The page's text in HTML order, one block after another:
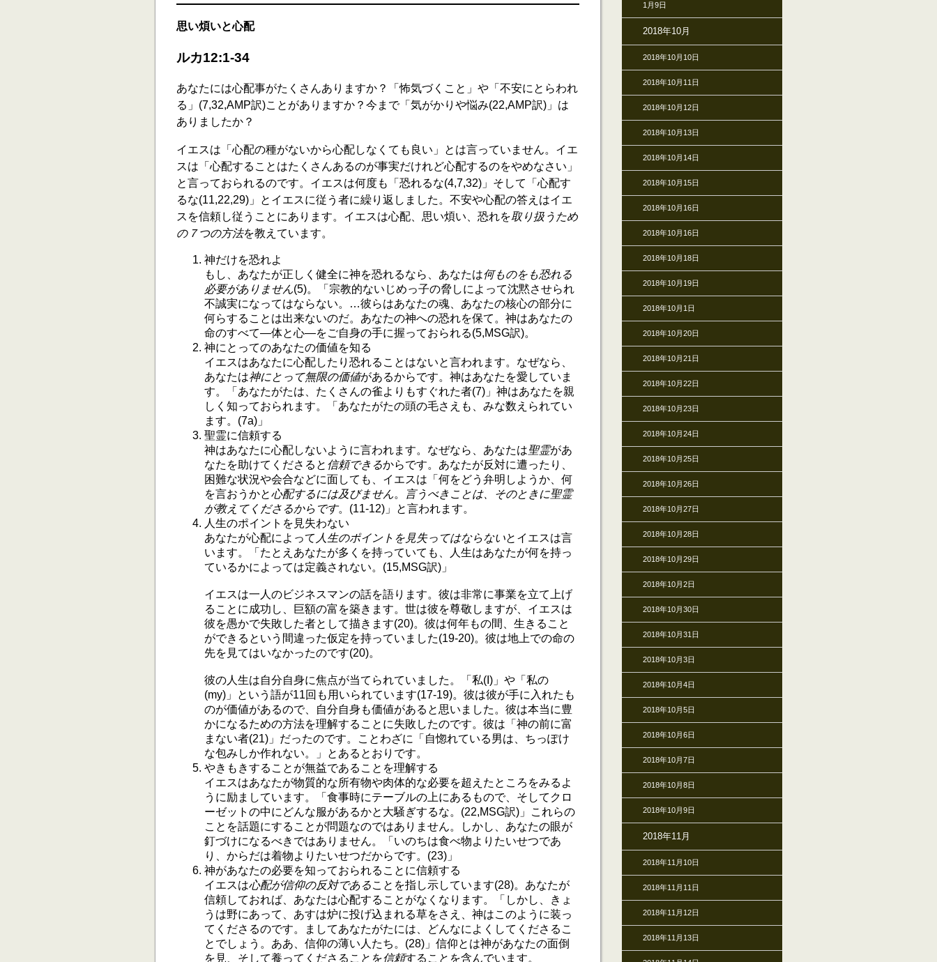
思い煩いと心配
ルカ12:1-34
あなたには心配事がたくさんありますか？「怖気づくこと」や「不安にとらわれ
る」(7,32,AMP訳)ことがありますか？今まで「気がかりや悩み(22,AMP訳)」は
ありましたか？
イエスは「心配の種がないから心配しなくても良い」とは言っていません。イエ
スは「心配することはたくさんあるのが事実だけれど心配するのをやめなさい」
と言っておられるのです。イエスは何度も「恐れるな(4,7,32)」そして「心配す
るな(11,22,29)」とイエスに従う者に繰り返しました。不安や心配の答えはイエ
スを信頼し従うことにあります。イエスは心配、思い煩い、恐れを取り扱うため
の７つの方法を教えています。
神だけを恐れよ
もし、あなたが正しく健全に神を恐れるなら、あなたは何ものをも恐れる
必要がありません(5)。「宗教的ないじめっ子の脅しによって沈黙させられ
不誠実になってはならない。…彼らはあなたの魂、あなたの核心の部分に
何らすることは出来ないのだ。あなたの神への恐れを保て。神はあなたの
命のすべて―体と心―をご自身の手に握っておられる(5,MSG訳)。
神にとってのあなたの価値を知る
イエスはあなたに心配したり恐れることはないと言われます。なぜなら、
あなたは神にとって無限の価値があるからです。神はあなたを愛していま
す。「あなたがたは、たくさんの雀よりもすぐれた者(7)」神はあなたを親
しく知っておられます。「あなたがたの頭の毛さえも、みな数えられてい
ます。(7a)」
聖霊に信頼する
神はあなたに心配しないように言われます。なぜなら、あなたは聖霊があ
なたを助けてくださると 信頼できるからです。あなたが反対に遭ったり、
困難な状況や会合などに面しても、イエスは「何をどう弁明しようか、何
を言おうかと心配するには及びません。
言うべきことは、そのときに聖霊
が教えてくださるからです。(11-12)」と言われます。
人生のポイントを見失わない
あなたが心配によって 人生のポイントを見失ってはならないとイエスは言
います。「たとえあなたが多くを持っていても、人生はあなたが何を持っ
ているかによっては定義されない。(15,MSG訳)」
イエスは一人のビジネスマンの話を語ります。彼は非常に事業を立て上げ
ることに成功し、巨額の富を築きます。世は彼を尊敬しますが、イエスは
彼を愚かで失敗した者として描きます(20)。彼は何年もの間、生きること
ができるという間違った仮定を持っていました(19-20)。彼は地上での命の
先を見てはいなかったのです(20)。
彼の人生は自分自身に焦点が当てられていました。「私(I)」や「私の
(my)」という語が11回も用いられています(17-19)。彼は彼が手に入れたも
のが価値があるので、自分自身も価値があると思いました。彼は本当に豊
かになるための方法を理解することに失敗したのです。彼は「神の前に富
まない者(21)」だったのです。ことわざに「自惚れている男は、ちっぽけ
な包みしか作れない。」とあるとおりです。
やきもきすることが無益であることを理解する
イエスはあなたが物質的な所有物や肉体的な必要を超えたところをみるよ
うに励ましています。「食事時にテーブルの上にあるもので、そしてクロ
ーゼットの中にどんな服があるかと大騒ぎするな。(22,MSG訳)」これらの
ことを話題にすることが問題なのではありません。しかし、あなたの眼が
釘づけになるべきではありません。「いのちは食べ物よりたいせつであ
り、からだは着物よりたいせつだからです。(23)」
神があなたの必要を知っておられることに信頼する
イエスは心配が信仰の反対であることを指し示しています(28)。あなたが
信頼しておれば、あなたは心配することがなくなります。「しかし、きょ
うは野にあって、あすは炉に投げ込まれる草をさえ、神はこのように装っ
てくださるのです。ましてあなたがたには、どんなによくしてくださるこ
とでしょう。ああ、信仰の薄い人たち。(28)」信仰とは神があなたの面倒
を見、そして養ってくださることを信頼することを含んでいます。
1月9日
2018年10月
2018年10月10日
2018年10月11日
2018年10月12日
2018年10月13日
2018年10月14日
2018年10月15日
2018年10月16日
2018年10月16日
2018年10月18日
2018年10月19日
2018年10月1日
2018年10月20日
2018年10月21日
2018年10月22日
2018年10月23日
2018年10月24日
2018年10月25日
2018年10月26日
2018年10月27日
2018年10月28日
2018年10月29日
2018年10月2日
2018年10月30日
2018年10月31日
2018年10月3日
2018年10月4日
2018年10月5日
2018年10月6日
2018年10月7日
2018年10月8日
2018年10月9日
2018年11月
2018年11月10日
2018年11月11日
2018年11月12日
2018年11月13日